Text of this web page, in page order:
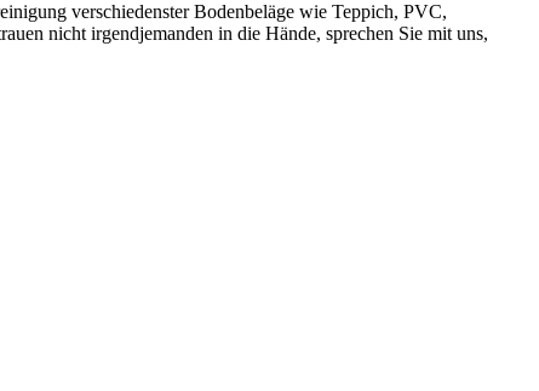
verschiedenster Bodenbeläge wie Teppich, PVC,
nicht irgendjemanden in die Hände, sprechen Sie mit uns,